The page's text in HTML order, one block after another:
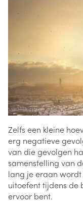
Zelfs een kleine
erg negatieve
van die gevolgen
samenstelling van
lang je eraan
uitoefent tijdens de
ervoor bent.